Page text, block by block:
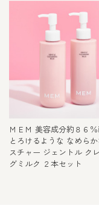
ＭＥＭ 美容成分約８６％
とろけるような なめら
スチャー ジェントル ク
グミルク ２本セット